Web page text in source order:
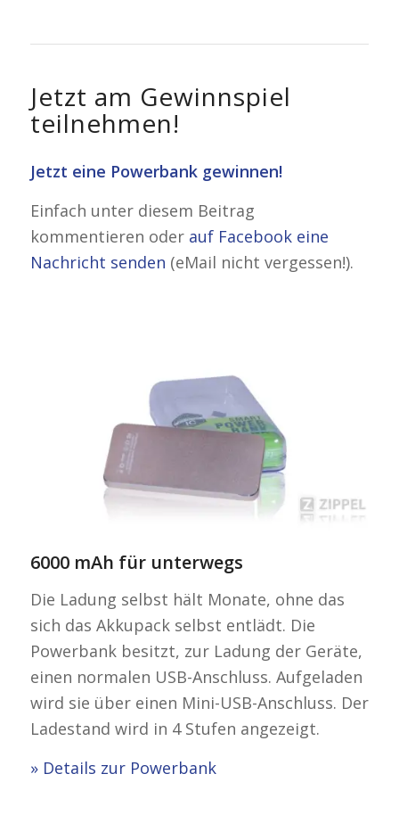
Jetzt am Gewinnspiel
teilnehmen!
Jetzt eine Powerbank gewinnen!
Einfach unter diesem Beitrag
kommentieren oder auf Facebook eine
Nachricht senden (eMail nicht vergessen!).
6000 mAh für unterwegs
Die Ladung selbst hält Monate, ohne das
sich das Akkupack selbst entlädt. Die
Powerbank besitzt, zur Ladung der Geräte,
einen normalen USB-Anschluss. Aufgeladen
wird sie über einen Mini-USB-Anschluss. Der
Ladestand wird in 4 Stufen angezeigt.
» Details zur Powerbank